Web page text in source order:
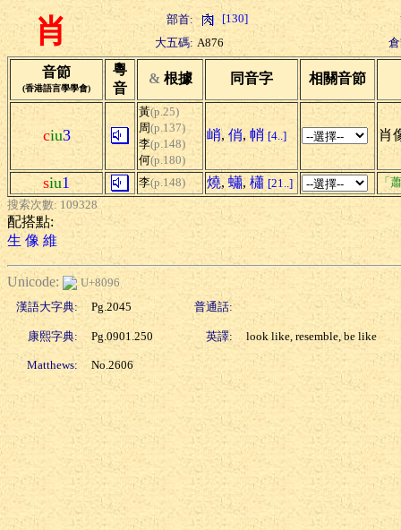
肖 部首: [130]
大五碼: A876
音節
(香港語言學學會)
粵
音
& 根據 同音字 相關音節
ciu3
黃(p.25)
周(p.137)
李(p.148)
何(p.180)
峭, 俏, 帩 [4..] 肖
siu1 李(p.148) 燒, 蠨, 櫹 [21..]
「
搜索次數: 109328
配搭點:
生 像 維
Unicode:
U+8096
漢語大字典:
Pg.2045 普通話:
康熙字典: Pg.0901.250 英譯: look like, resemble, be like
Matthews: No.2606